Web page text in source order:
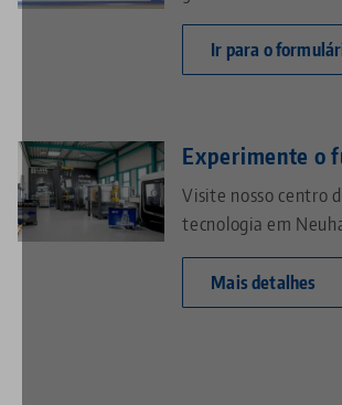
Ir para o
Experimente o
Visite nosso centro
tecnologia em
Mais detalhes